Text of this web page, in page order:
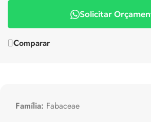
Solicitar
Comparar
Família: Fabaceae